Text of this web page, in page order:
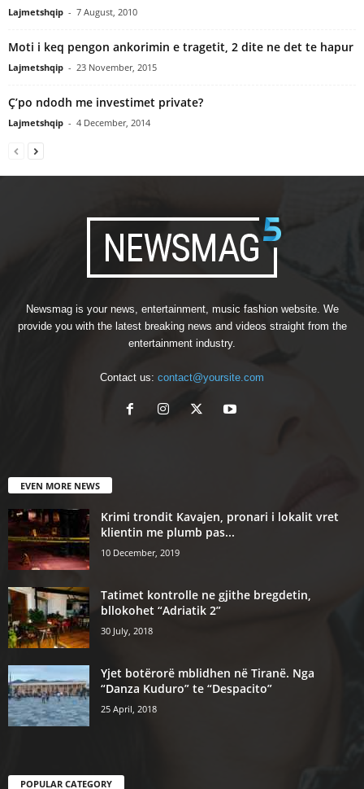
Lajmetshqip - 7 August, 2010
Moti i keq pengon ankorimin e tragetit, 2 dite ne det te hapur
Lajmetshqip - 23 November, 2015
Ç’po ndodh me investimet private?
Lajmetshqip - 4 December, 2014
Newsmag is your news, entertainment, music fashion website. We
provide you with the latest breaking news and videos straight from the
entertainment industry.
Contact us: contact@yoursite.com
EVEN MORE NEWS
Krimi trondit Kavajen, pronari i lokalit vret
klientin me plumb pas...
10 December, 2019
Tatimet kontrolle ne gjithe bregdetin,
bllokohet “Adriatik 2”
30 July, 2018
Yjet botërorë mblidhen në Tiranë. Nga
“Danza Kuduro” te “Despacito”
25 April, 2018
POPULAR CATEGORY